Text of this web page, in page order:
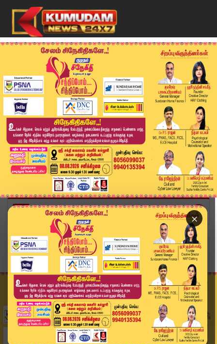
×
Home
வீடியோ ஸ்டோரி
மக்களுக்கு குட் நியூஸ்.. சரிந்த கோல்ட் ரேட்! | ...